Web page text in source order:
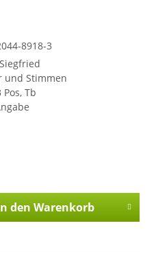
8918-3
und Stimmen
Tb
den Warenkorb